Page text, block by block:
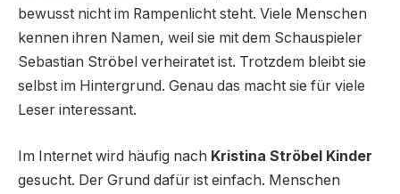
bewusst nicht im Rampenlicht steht. Viele Menschen
kennen ihren Namen, weil sie mit dem Schauspieler
Sebastian Ströbel verheiratet ist. Trotzdem bleibt sie
selbst im Hintergrund. Genau das macht sie für viele
Leser interessant.
Im Internet wird häufig nach Kristina Ströbel Kinder
gesucht. Der Grund dafür ist einfach. Menschen